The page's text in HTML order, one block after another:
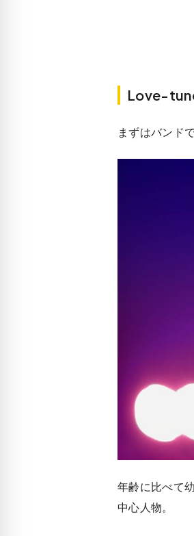
Love-
まずはバンド
年齢に比べて
中心人物。